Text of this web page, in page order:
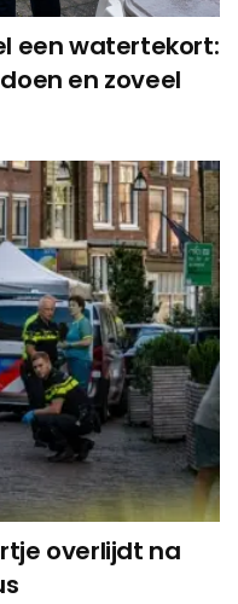
een watertekort:
en zoveel
overlijdt na